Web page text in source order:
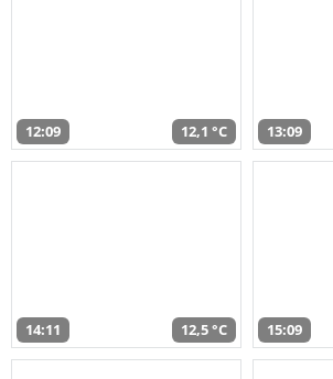
12:09 12,1 °C 13:09
14:11 12,5 °C 15:09